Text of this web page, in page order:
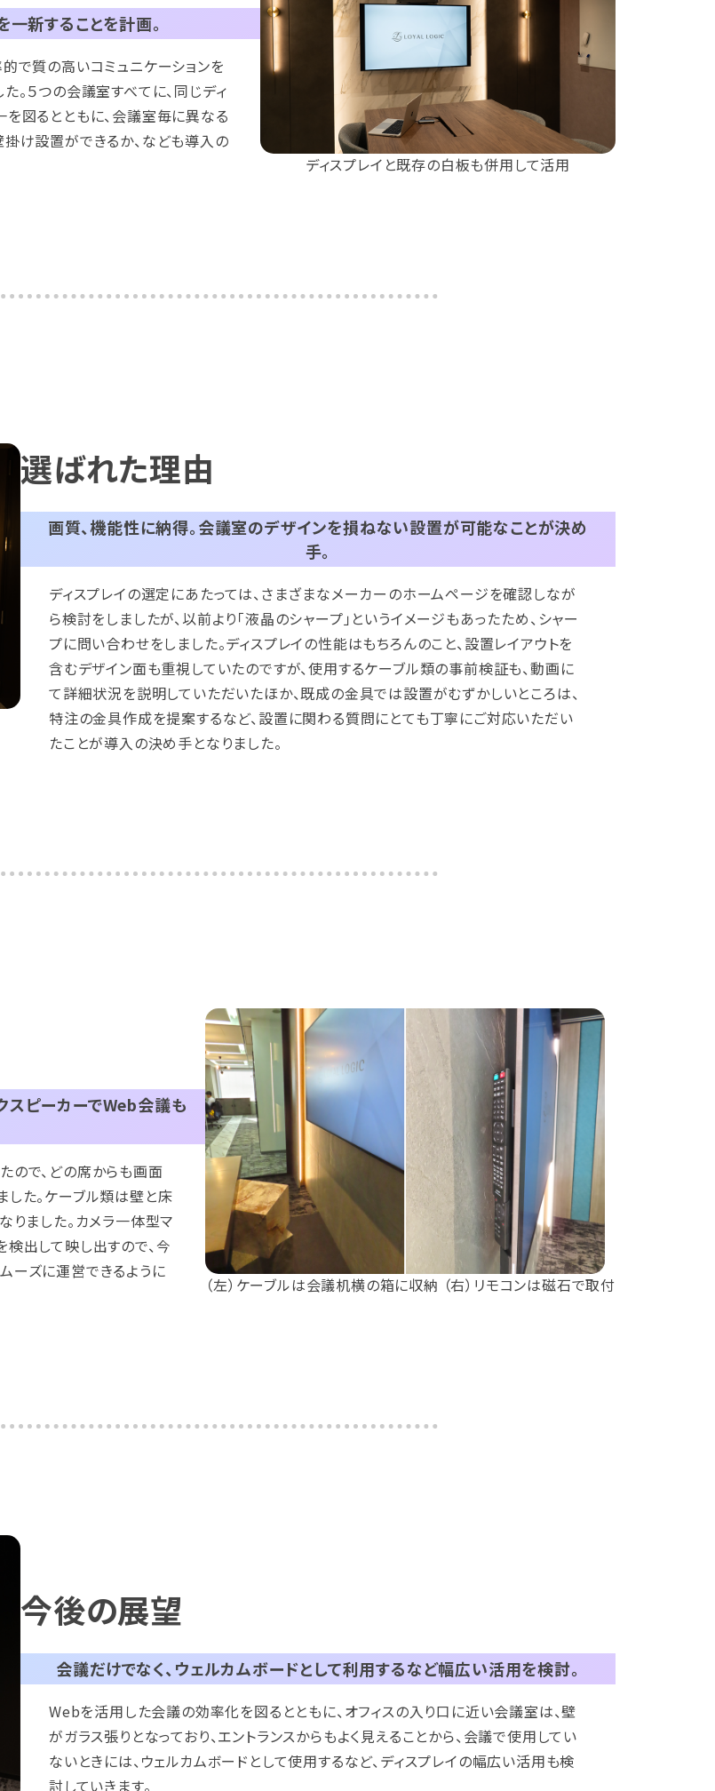
ディスプレイと既存の白板も併用して活用
新することを計画。
で質の高いコミュニケーションを
。５つの会議室すべてに、同じディ
図るとともに、会議室毎に異なる
け設置ができるか、なども導入の
選ばれた理由
画質、機能性に納得。会議室のデザインを損ねない設置が可能なことが決め
手。
ディスプレイの選定にあたっては、さまざまなメーカーのホームページを確認しなが
ら検討をしましたが、以前より「液晶のシャープ」というイメージもあったため、シャー
プに問い合わせをしました。ディスプレイの性能はもちろんのこと、設置レイアウトを
含むデザイン面も重視していたのですが、使用するケーブル類の事前検証も、動画に
て詳細状況を説明していただいたほか、既成の金具では設置がむずかしいところは、
特注の金具作成を提案するなど、設置に関わる質問にとても丁寧にご対応いただい
たことが導入の決め手となりました。
（左）ケーブルは会議机横の箱に収納 （右）リモコンは磁石で取付
スピーカーでWeb会議も
ので、どの席からも画面
た。ケーブル類は壁と床
りました。カメラ一体型マ
出して映し出すので、今
ーズに運営できるように
今後の展望
会議だけでなく、ウェルカムボードとして利用するなど幅広い活用を検討。
Webを活用した会議の効率化を図るとともに、オフィスの入り口に近い会議室は、壁
がガラス張りとなっており、エントランスからもよく見えることから、会議で使用してい
ないときには、ウェルカムボードとして使用するなど、ディスプレイの幅広い活用も検
討していきます。